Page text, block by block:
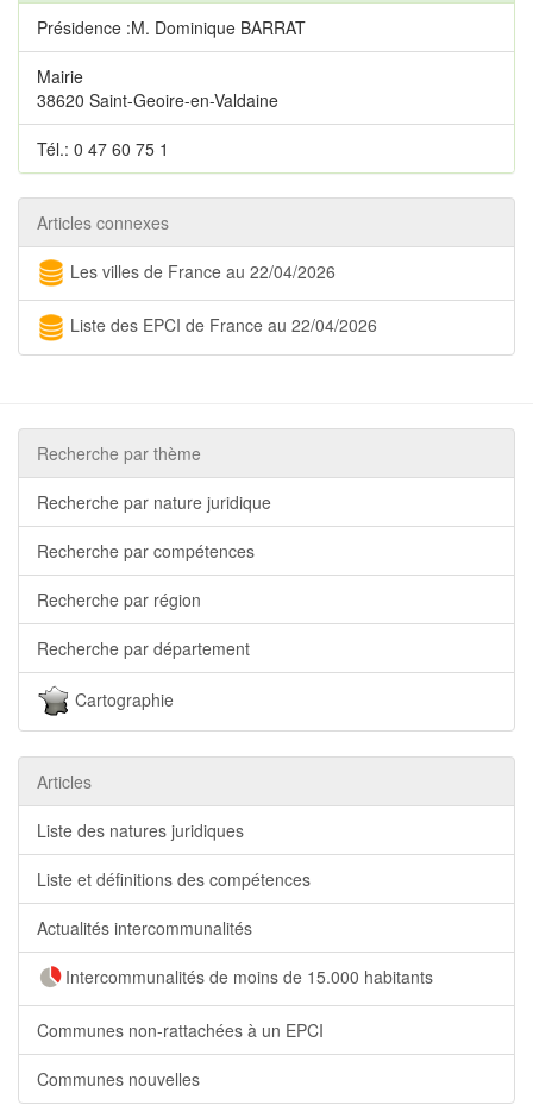
Présidence :M. Dominique BARRAT
Mairie
38620 Saint-Geoire-en-Valdaine
Tél.: 0 47 60 75 1
Articles connexes
Les villes de France au 22/04/2026
Liste des EPCI de France au 22/04/2026
Recherche par thème
Recherche par nature juridique
Recherche par compétences
Recherche par région
Recherche par département
Cartographie
Articles
Liste des natures juridiques
Liste et définitions des compétences
Actualités intercommunalités
Intercommunalités de moins de 15.000 habitants
Communes non-rattachées à un EPCI
Communes nouvelles